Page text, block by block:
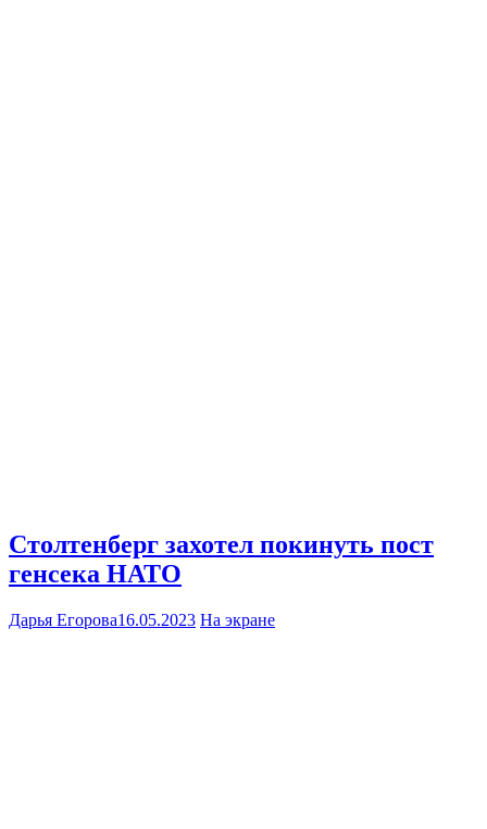
Столтенберг захотел покинуть пост
генсека НАТО
Дарья Егорова16.05.2023 На экране